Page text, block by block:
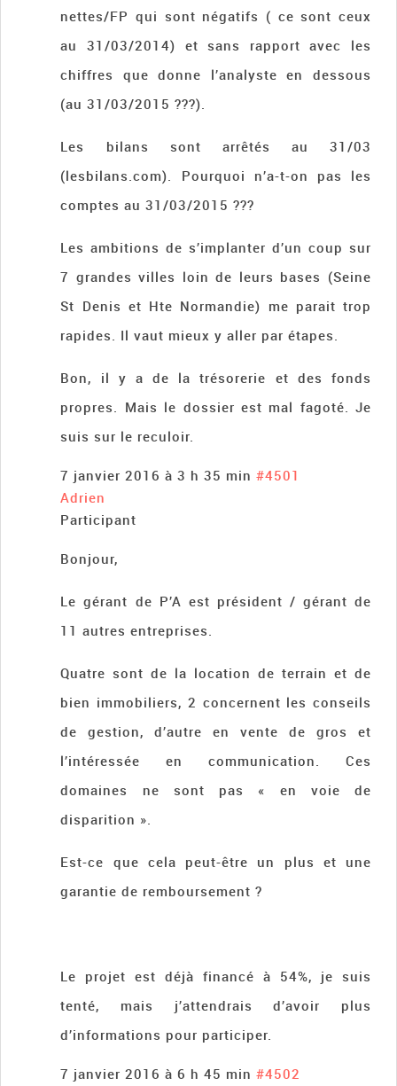
nettes/FP qui sont négatifs ( ce sont ceux
au 31/03/2014) et sans rapport avec les
chiffres que donne l’analyste en dessous
(au 31/03/2015 ???).
Les bilans sont arrêtés au 31/03
(lesbilans.com). Pourquoi n’a-t-on pas les
comptes au 31/03/2015 ???
Les ambitions de s’implanter d’un coup sur
7 grandes villes loin de leurs bases (Seine
St Denis et Hte Normandie) me parait trop
rapides. Il vaut mieux y aller par étapes.
Bon, il y a de la trésorerie et des fonds
propres. Mais le dossier est mal fagoté. Je
suis sur le reculoir.
7 janvier 2016 à 3 h 35 min #4501
Adrien
Participant
Bonjour,
Le gérant de P’A est président / gérant de
11 autres entreprises.
Quatre sont de la location de terrain et de
bien immobiliers, 2 concernent les conseils
de gestion, d’autre en vente de gros et
l’intéressée en communication. Ces
domaines ne sont pas « en voie de
disparition ».
Est-ce que cela peut-être un plus et une
garantie de remboursement ?
Le projet est déjà financé à 54%, je suis
tenté, mais j’attendrais d’avoir plus
d’informations pour participer.
7 janvier 2016 à 6 h 45 min #4502